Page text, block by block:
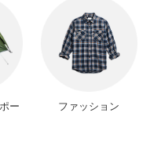
ー
ファッション